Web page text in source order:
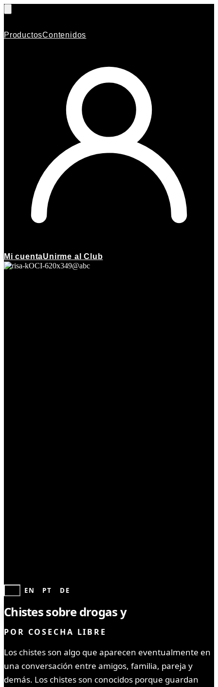
ProductosContenidos
Mi cuentaUnirme al Club
EN PT DE
Chistes sobre drogas y
POR COSECHA LIBRE
Los chistes son algo que aparecen eventualmente en
una conversación entre amigos, familia, pareja y
demás. Los chistes son conocidos porque guardan